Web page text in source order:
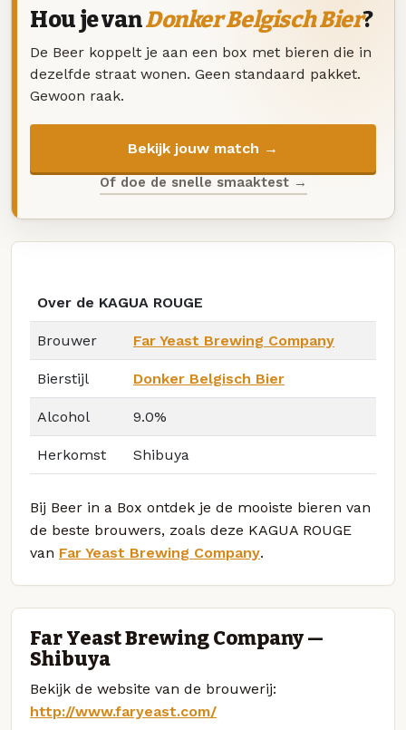
Hou je vanDonker Belgisch Bier?
De Beer koppelt je aan een box met bieren die in
dezelfde straat wonen. Geen standaard pakket.
Gewoon raak.
Bekijk jouw match →
Of doe de snelle smaaktest →
Over de KAGUA ROUGE
Brouwer Far Yeast Brewing Company
Bierstijl Donker Belgisch Bier
Alcohol 9.0%
Herkomst Shibuya
Bij Beer in a Box ontdek je de mooiste bieren van
de beste brouwers, zoals deze KAGUA ROUGE
van Far Yeast Brewing Company.
Far Yeast Brewing Company —
Shibuya
Bekijk de website van de brouwerij:
http://www.faryeast.com/